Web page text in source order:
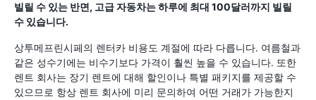
빌릴 수 있는 반면, 고급 자동차는 하루에 최대 100달러까지 빌릴
수 있습니다.
상투메프린시페의 렌터카 비용도 계절에 따라 다릅니다. 여름철과
같은 성수기에는 비수기보다 가격이 훨씬 높을 수 있습니다. 또한
렌트 회사는 장기 렌트에 대해 할인이나 특별 패키지를 제공할 수
있으므로 항상 렌트 회사에 미리 문의하여 어떤 거래가 가능한지